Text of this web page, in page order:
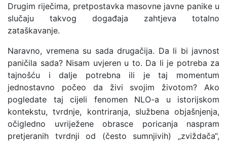
Drugim riječima, pretpostavka masovne javne panike u
slučaju takvog događaja zahtjeva totalno
zataškavanje.
Naravno, vremena su sada drugačija. Da li bi javnost
paničila sada? Nisam uvjeren u to. Da li je potreba za
tajnošću i dalje potrebna ili je taj momentum
jednostavno počeo da živi svojim životom? Ako
pogledate taj cijeli fenomen NLO-a u istorijskom
kontekstu, tvrdnje, kontriranja, službena objašnjenja,
očigledno uvriježene obrasce poricanja naspram
pretjeranih tvrdnji od (često sumnjivih) „zviždača“,